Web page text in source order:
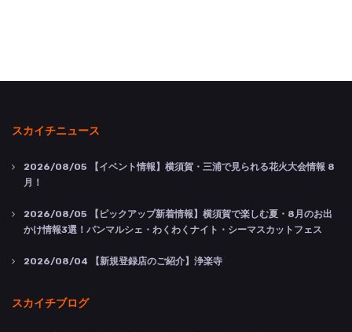
スカイチニュース
2026/08/05 【イベント情報】横須賀・三浦で見られる花火大会情報 8
月！
2026/08/05 【ピックアップ新着情報】横須賀で楽しむ夏・8月のお出
かけ情報3選！パンマルシェ・わくわくナイト・シーマスカットフェス
2026/08/04 【新規登録店のご紹介】浄楽寺
スカイチブログ